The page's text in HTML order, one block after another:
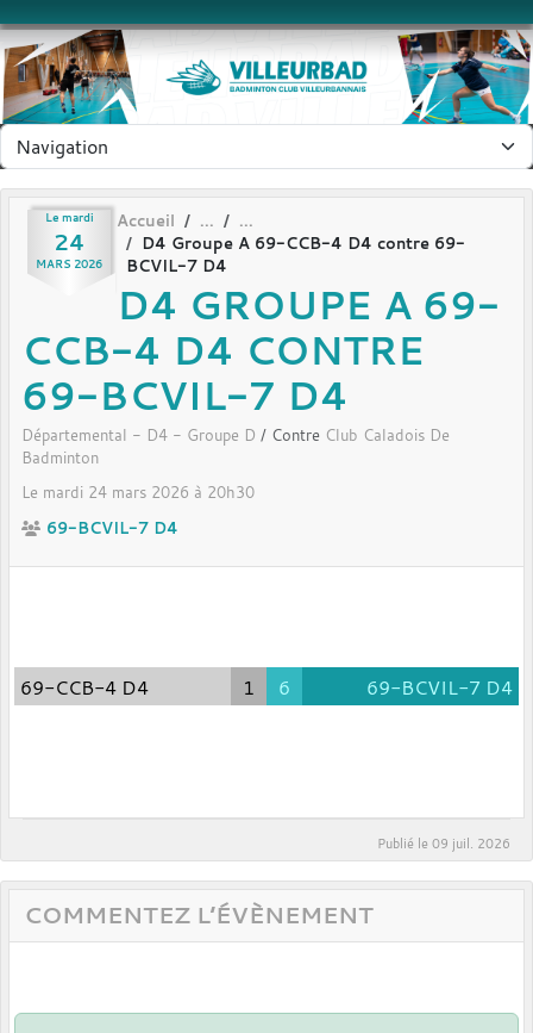
Le mardi
24
MARS 2026
Accueil
D4 Groupe A 69-CCB-4 D4 contre 69-
BCVIL-7 D4
D4 GROUPE A 69-
CCB-4 D4 CONTRE
69-BCVIL-7 D4
Départemental - D4 - Groupe D / Contre Club Caladois De
Badminton
Le mardi 24 mars 2026 à 20h30
69-BCVIL-7 D4
69-CCB-4 D4 1 6 69-BCVIL-7 D4
Publié le 09 juil. 2026
COMMENTEZ L’ÉVÈNEMENT